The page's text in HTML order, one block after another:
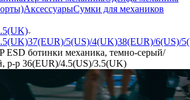
АксессуарыСумки для механиков
37(EUR)/5(US)/4(UK)38(EUR)/6(US)/
ESD ботинки механика, темно-серый/
р-р 36(EUR)/4.5(US)/3.5(UK)